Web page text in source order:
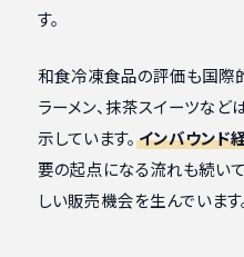
す。
和食冷凍食品の評価も国際的
ラーメン、抹茶スイーツな
示しています。 インバウンド
要の起点になる流れも続い
しい販売機会を生んでいます